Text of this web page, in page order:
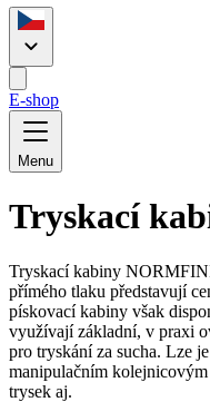
E-shop
Menu
Tryskací
Tryskací kabiny
přímého tlaku představují
pískovací kabiny však
využívají základní, v praxi
pro tryskání za sucha. Lze
manipulačním
trysek aj.